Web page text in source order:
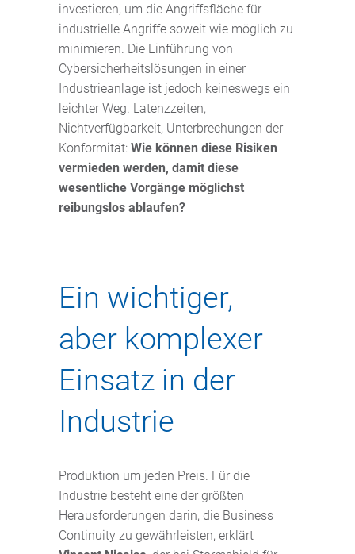
investieren, um die Angriffsfläche für
industrielle Angriffe soweit wie möglich zu
minimieren. Die Einführung von
Cybersicherheitslösungen in einer
Industrieanlage ist jedoch keineswegs ein
leichter Weg. Latenzzeiten,
Nichtverfügbarkeit, Unterbrechungen der
Konformität: Wie können diese Risiken
vermieden werden, damit diese
wesentliche Vorgänge möglichst
reibungslos ablaufen?
Ein wichtiger,
aber komplexer
Einsatz in der
Industrie
Produktion um jeden Preis. Für die
Industrie besteht eine der größten
Herausforderungen darin, die Business
Continuity zu gewährleisten, erklärt